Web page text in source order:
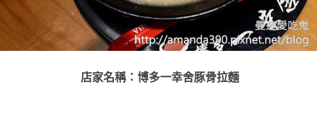
店家名稱：博多一幸舍豚骨拉麵